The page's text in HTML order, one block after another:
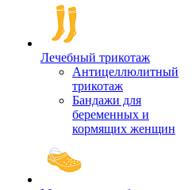
Лечебный трикотаж
Антицеллюлитный
трикотаж
Бандажи для
беременных и
кормящих женщин